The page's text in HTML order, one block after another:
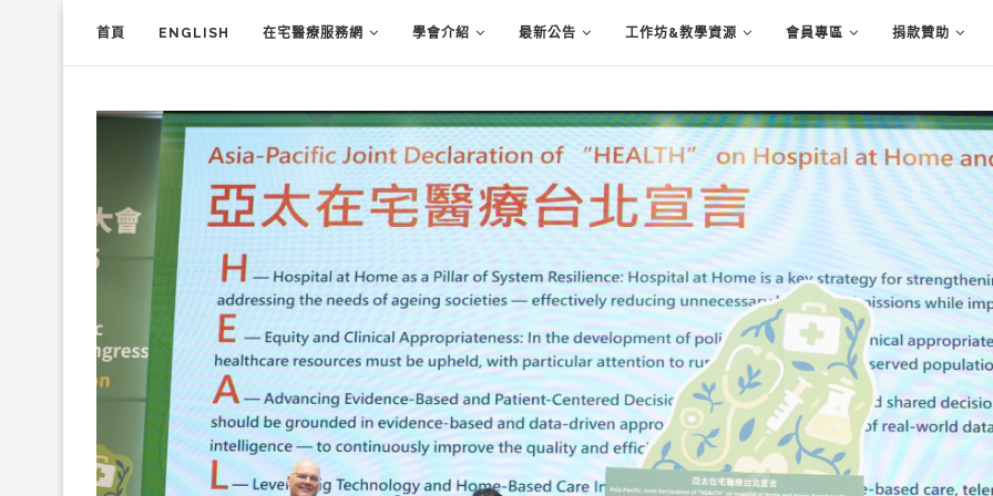
首頁 ENGLISH 在宅醫療服務網 學會介紹 最新公告 工作坊&教學資源 會員專區 捐款贊助